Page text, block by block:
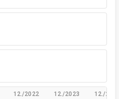
12./2022 12./2023 12./